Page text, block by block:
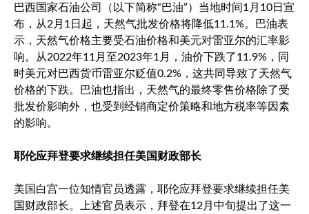
巴西国家石油公司（以下简称“巴油”）当地时间1月10日宣
布，从2月1日起，天然气批发价格将降低11.1%。巴油表
示，天然气价格主要受石油价格和美元对雷亚尔的汇率影
响。从2022年11月至2023年1月，油价下跌了11.9%，同
时美元对巴西货币雷亚尔贬值0.2%，这共同导致了天然气
价格的下跌。巴油也指出，天然气的最终零售价格除了受
批发价影响外，也受到经销商定价策略和地方税率等因素
的影响。
耶伦应拜登要求继续担任美国财政部长
美国白宫一位知情官员透露，耶伦应拜登要求继续担任美
国财政部长。上述官员表示，拜登在12月中旬提出了这一